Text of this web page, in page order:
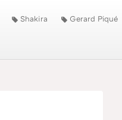
Shakira Gerard Piqué